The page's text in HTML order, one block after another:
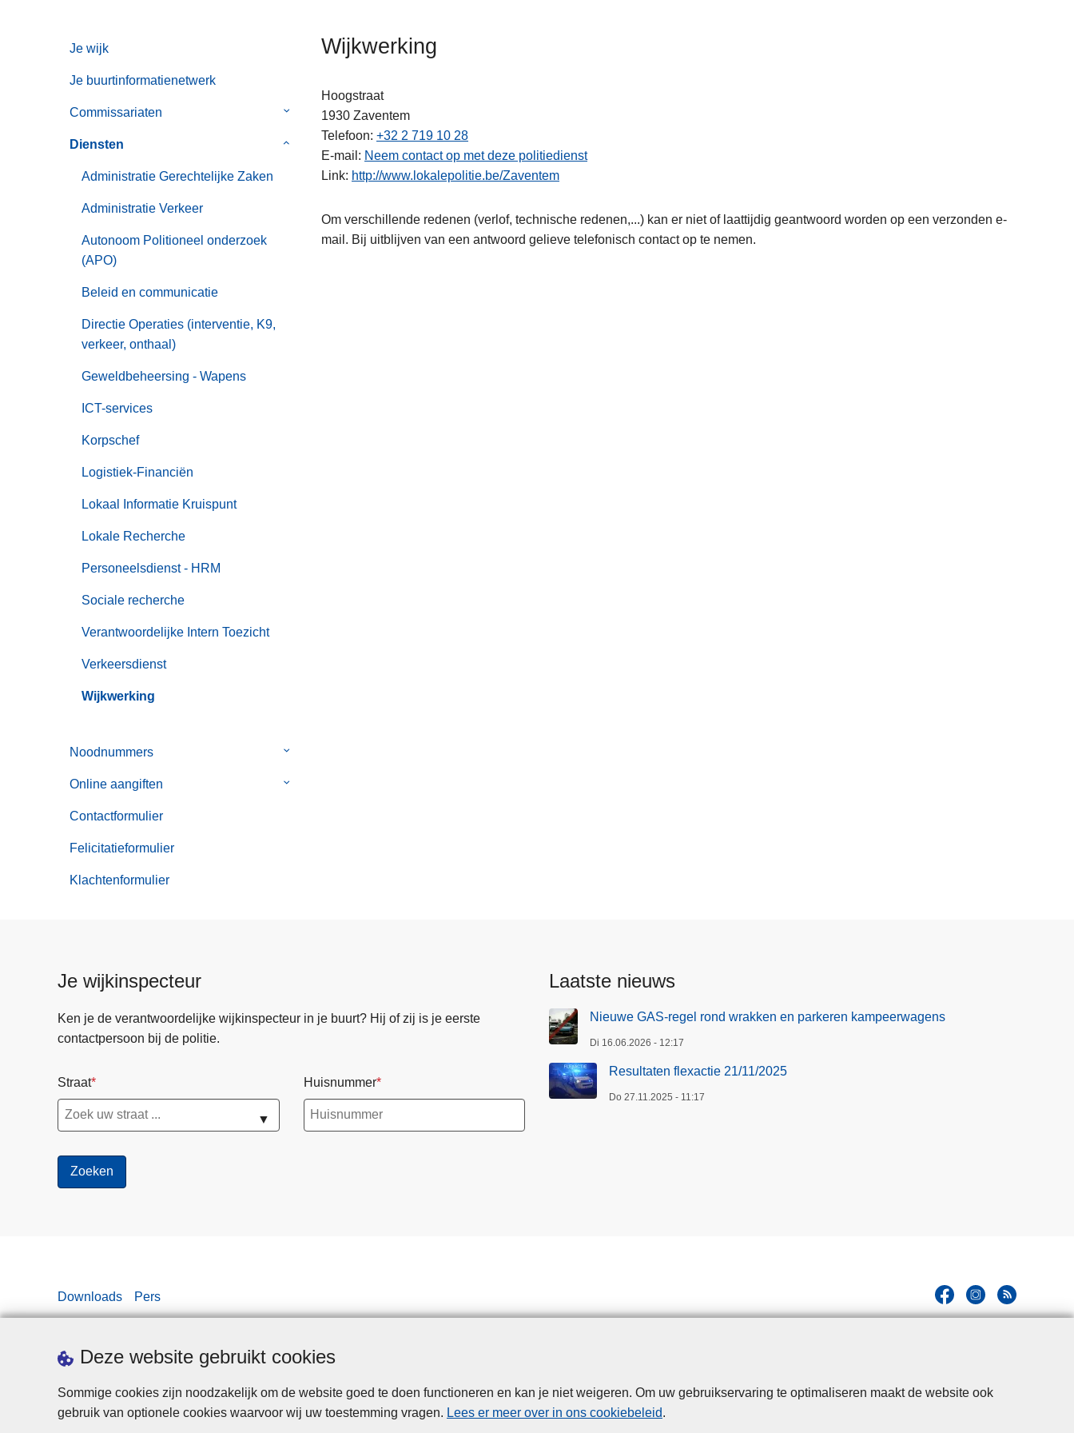
Deze website gebruikt cookies
Sommige cookies zijn noodzakelijk om de website goed te doen functioneren en kan je niet weigeren. Om uw gebruikservaring te optimaliseren maakt de website ook
gebruik van optionele cookies waarvoor wij uw toestemming vragen. Lees er meer over in ons cookiebeleid.
Je wijk
Je buurtinformatienetwerk
Commissariaten
Submenu
Commissariaten
Diensten
Submenu
Diensten
Administratie Gerechtelijke Zaken
Administratie Verkeer
Autonoom Politioneel onderzoek
(APO)
Beleid en communicatie
Directie Operaties (interventie, K9,
verkeer, onthaal)
Geweldbeheersing - Wapens
ICT-services
Korpschef
Logistiek-Financiën
Lokaal Informatie Kruispunt
Lokale Recherche
Personeelsdienst - HRM
Sociale recherche
Verantwoordelijke Intern Toezicht
Verkeersdienst
Wijkwerking
Noodnummers
Submenu
Online aangiften
Submenu
Contactformulier
Felicitatieformulier
Klachtenformulier
Wijkwerking
Hoogstraat
1930 Zaventem
Telefoon +32 2 719 10 28
E-mail
Neem contact op met deze politiedienst
Link http://www.lokalepolitie.be/Zaventem
Om verschillende redenen (verlof, technische redenen,...) kan er niet of laattijdig geantwoord worden op een verzonden e-
mail. Bij uitblijven van een antwoord gelieve telefonisch contact op te nemen.
Je wijkinspecteur
Ken je de verantwoordelijke wijkinspecteur in je buurt? Hij of zij is je eerste
contactpersoon bij de politie.
Straat
▼
Huisnummer
Laatste nieuws
Nieuwe GAS-regel rond wrakken en parkeren kampeerwagens
Di 16.06.2026 - 12:17
Resultaten flexactie 21/11/2025
Do 27.11.2025 - 11:17
Downloads Pers
Disclaimer Privacy Cookies Toegankelijkheid